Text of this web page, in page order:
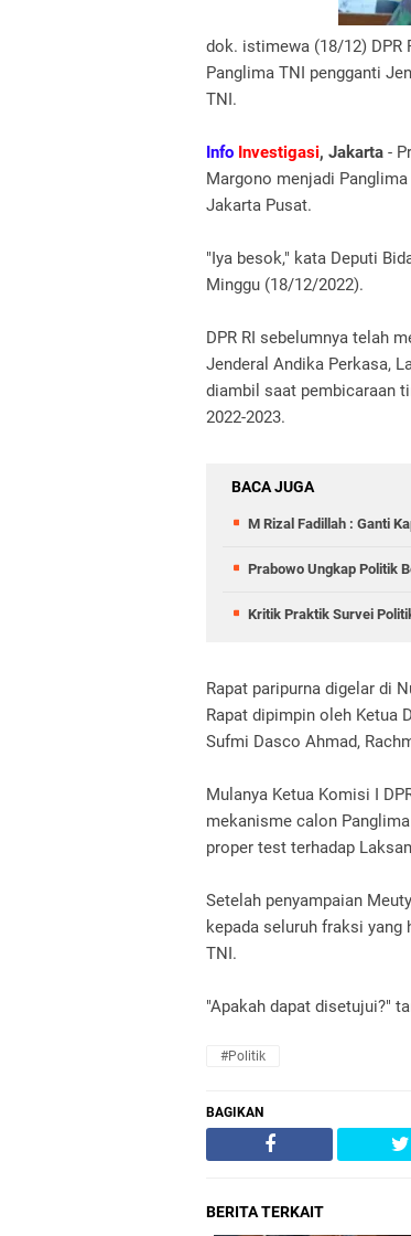
dok. istimewa (18/12) DPR
Panglima TNI pengganti
TNI.
Info Investigasi, Jakarta -
Margono menjadi
Jakarta Pusat.
"Iya besok," kata Deputi
Minggu (18/12/2022).
DPR RI sebelumnya telah
Jenderal Andika Perkasa,
diambil saat pembicaraan
2022-2023.
BACA JUGA
M Rizal Fadillah : Ganti
Prabowo Ungkap Politik
Kritik Praktik Survei
Rapat paripurna digelar di
Rapat dipimpin oleh Ketua
Sufmi Dasco Ahmad,
Mulanya Ketua Komisi I
mekanisme calon
proper test terhadap
Setelah penyampaian
kepada seluruh fraksi
TNI.
"Apakah dapat disetujui?"
#Politik
BAGIKAN
BERITA TERKAIT